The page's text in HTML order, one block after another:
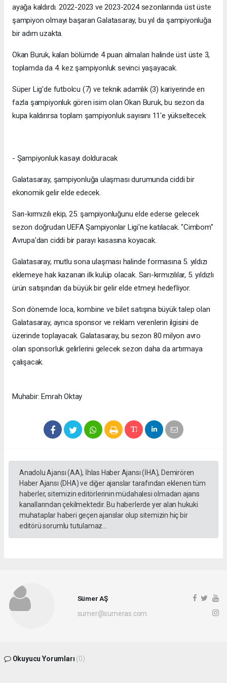
ayağa kaldırdı. 2022-2023 ve 2023-2024 sezonlarında üst üste
şampiyon olmayı başaran Galatasaray, bu yıl da şampiyonluğa
bir adım uzakta.
Okan Buruk, kalan bölümde 4 puan almaları halinde üst üste 3,
toplamda da 4. kez şampiyonluk sevinci yaşayacak.
Süper Lig'de futbolcu (7) ve teknik adamlık (3) kariyerinde en
fazla şampiyonluk gören isim olan Okan Buruk, bu sezon da
kupa kaldırırsa toplam şampiyonluk sayısını 11'e yükseltecek.
- Şampiyonluk kasayı dolduracak
Galatasaray, şampiyonluğa ulaşması durumunda ciddi bir
ekonomik gelir elde edecek.
Sarı-kırmızılı ekip, 25. şampiyonluğunu elde ederse gelecek
sezon doğrudan UEFA Şampiyonlar Ligi'ne katılacak. "Cimbom"
Avrupa'dan ciddi bir parayı kasasına koyacak.
Galatasaray, mutlu sona ulaşması halinde formasına 5. yıldızı
eklemeye hak kazanan ilk kulüp olacak. Sarı-kırmızılılar, 5. yıldızlı
ürün satışından da büyük bir gelir elde etmeyi hedefliyor.
Son dönemde loca, kombine ve bilet satışına büyük talep olan
Galatasaray, ayrıca sponsor ve reklam verenlerin ilgisini de
üzerinde toplayacak. Galatasaray, bu sezon 80 milyon avro
olan sponsorluk gelirlerini gelecek sezon daha da artırmaya
çalışacak.
Muhabir: Emrah Oktay
Anadolu Ajansı (AA), İhlas Haber Ajansı (İHA), Demirören
Haber Ajansı (DHA) ve diğer ajanslar tarafından eklenen tüm
haberler, sitemizin editörlerinin müdahalesi olmadan ajans
kanallarından çekilmektedir. Bu haberlerde yer alan hukuki
muhataplar haberi geçen ajanslar olup sitemizin hiç bir
editörü sorumlu tutulamaz...
Sümer AŞ
sumer@sumeras.com
Okuyucu Yorumları (0)